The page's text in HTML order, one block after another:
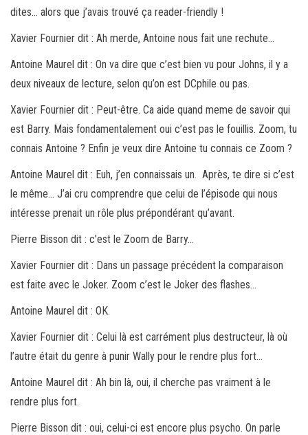
dites… alors que j’avais trouvé ça reader-friendly !
Xavier Fournier dit : Ah merde, Antoine nous fait une rechute…
Antoine Maurel dit : On va dire que c’est bien vu pour Johns, il y a
deux niveaux de lecture, selon qu’on est DCphile ou pas.
Xavier Fournier dit : Peut-être. Ca aide quand meme de savoir qui
est Barry. Mais fondamentalement oui c’est pas le fouillis. Zoom, tu
connais Antoine ? Enfin je veux dire Antoine tu connais ce Zoom ?
Antoine Maurel dit : Euh, j’en connaissais un. Après, te dire si c’est
le même… J’ai cru comprendre que celui de l’épisode qui nous
intéresse prenait un rôle plus prépondérant qu’avant.
Pierre Bisson dit : c’est le Zoom de Barry…
Xavier Fournier dit : Dans un passage précédent la comparaison
est faite avec le Joker. Zoom c’est le Joker des flashes…
Antoine Maurel dit : OK.
Xavier Fournier dit : Celui là est carrément plus destructeur, là où
l’autre était du genre à punir Wally pour le rendre plus fort…
Antoine Maurel dit : Ah bin là, oui, il cherche pas vraiment à le
rendre plus fort.
Pierre Bisson dit : oui, celui-ci est encore plus psycho. On parle